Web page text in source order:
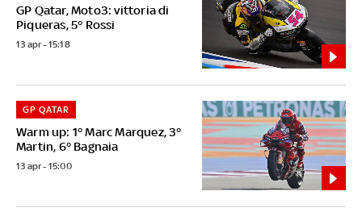
GP Qatar, Moto3: vittoria di
Piqueras, 5° Rossi
13 apr - 15:18
Warm up: 1° Marc Marquez, 3°
Martin, 6° Bagnaia
GP QATAR
13 apr - 15:00